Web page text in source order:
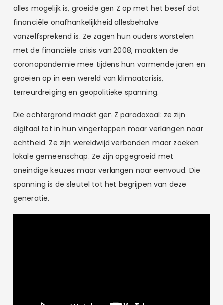
alles mogelijk is, groeide gen Z op met het besef dat
financiële onafhankelijkheid allesbehalve
vanzelfsprekend is. Ze zagen hun ouders worstelen
met de financiële crisis van 2008, maakten de
coronapandemie mee tijdens hun vormende jaren en
groeien op in een wereld van klimaatcrisis,
terreurdreiging en geopolitieke spanning.
Die achtergrond maakt gen Z paradoxaal: ze zijn
digitaal tot in hun vingertoppen maar verlangen naar
echtheid. Ze zijn wereldwijd verbonden maar zoeken
lokale gemeenschap. Ze zijn opgegroeid met
oneindige keuzes maar verlangen naar eenvoud. Die
spanning is de sleutel tot het begrijpen van deze
generatie.